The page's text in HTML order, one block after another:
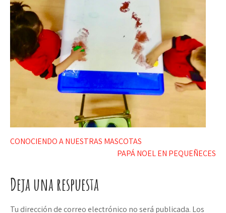
Navegación
entradas
CONOCIENDO A NUESTRAS MASCOTAS
PAPÁ NOEL EN PEQUEÑECES
Deja una respuesta
Tu dirección de correo electrónico no será publicada. Los